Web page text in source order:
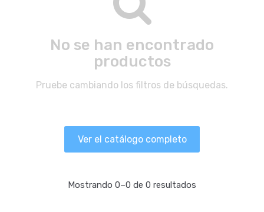
No se han encontrado
productos
Pruebe cambiando los filtros de búsquedas.
Ver el catálogo completo
Mostrando 0–0 de 0 resultados